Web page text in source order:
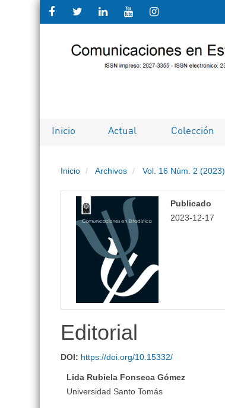
Salto
rápido
de
página
Navegación
principal
Contenido
Inicio Actual Colección
Inicio Archivos Vol. 16 Núm. 2 (2023)
Publicado
2023-12-17
Editorial
DOI: https://doi.org/10.15332/
Lida Rubiela Fonseca Gómez
Universidad Santo Tomás